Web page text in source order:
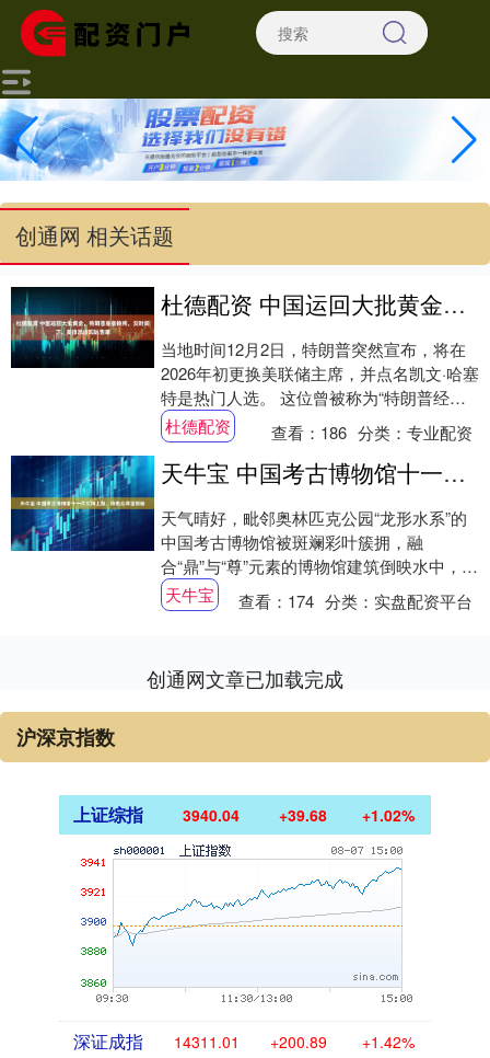
创通网 相关话题
杜德配资 中国运回大批黄金，特朗普准备换将，没时间了，美债恐出现抛售潮
当地时间12月2日，特朗普突然宣布，将在
2026年初更换美联储主席，并点名凯文·哈塞
特是热门人选。 这位曾被称为“特朗普经济
傀儡”的人物，一度被金融界视为华尔街....
杜德配资 查看： 186 分类：专业配资
天牛宝 中国考古博物馆十一月文物上新，待观众寻宝探秘
天气晴好，毗邻奥林匹克公园“龙形水系”的
中国考古博物馆被斑斓彩叶簇拥，融
合“鼎”与“尊”元素的博物馆建筑倒映水中，景
色宜人。近期，众多游人在金秋美景中走进
博物馆....
天牛宝 查看： 174 分类： 实盘配资平台
创通网文章已加载完成
沪深京指数
上证综指 3940.04 +39.68 +1.02%
深证成指 14311.01 +200.89 +1.42%